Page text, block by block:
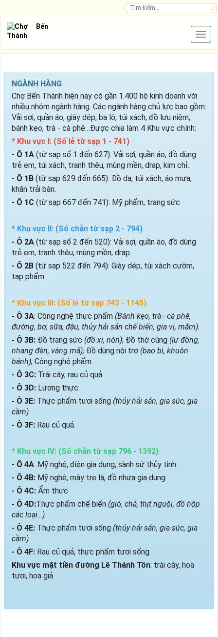
NGÀNH HÀNG
Chợ Bến Thành hiện nay có gần 1.400 hộ kinh doanh với
nhiều nhóm ngành hàng. Các ngành hàng chủ lực bao gồm:
Vải sợi, quần áo, giày dép, ba lô, túi xách, đồ lưu niệm,
bánh kẹo, trà - cà phê…Được chia làm 4 Khu vực chính:
* Khu vực I: (Số lẻ từ sạp 1 - 741)
- Ô 1A (từ sạp số 1 đến 627): Vải sợi, quần áo, đồ dùng
trẻ em, túi xách, tranh thêu, mùng mền, drap, kim chỉ.
- Ô 1B (từ sạp 629 đến 665): Đồ da, túi xách, áo mưa,
khăn trải bàn.
- Ô 1C (từ sạp 667 đến 741): Mỹ phẩm, trang sức
* Khu vực II: (Số chẵn từ sạp 2 - 794)
- Ô 2A (từ sạp số 2 đến 520): Vải sợi, quần áo, đồ dùng
trẻ em, tranh thêu, mùng mền, drap.
- Ô 2B (từ sạp 522 đến 794): Giày dép, túi xách cườm,
tạp phẩm.
* Khu vực III: (Số lẻ từ sạp 743 - 1145)
- Ô 3A: Công nghệ thực phẩm (Bánh kẹo, trà - cà phê,
đường, bơ, sữa, đậu, thủy hải sản chế biến, gia vị, mắm).
- Ô 3B: Đồ trang sức (đồ xi, nón); Đồ thờ cúng (lư đồng,
nhang đèn, vàng mã); Đồ dùng nội trợ (bao bì, khuôn
bánh); Công nghệ phẩm
- Ô 3C: Trái cây, rau củ quả.
- Ô 3D: Lương thực.
- Ô 3E: Thực phẩm tươi sống (thủy hải sản, gia súc, gia
cầm)
- Ô 3F: Rau củ quả.
* Khu vực IV: (Số chẵn từ sạp 796 - 1392)
- Ô 4A: Mỹ nghệ, điện gia dụng, sành sứ thủy tinh.
- Ô 4B: Mỹ nghệ, mây tre là, đồ nhựa gia dụng
- Ô 4C: Ẩm thực
- Ô 4D:Thực phẩm chế biến (giò, chả, thịt nguội, đồ hộp
các loại…)
- Ô 4E: Thực phẩm tươi sống (thủy hải sản, gia súc, gia
cầm)
- Ô 4F: Rau củ quả, thực phẩm tươi sống.
Khu vực mặt tiền đường Lê Thánh Tôn: trái cây, hoa
tươi, hoa giả